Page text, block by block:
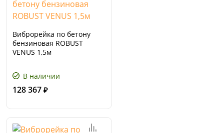
Виброрейка по бетону
бензиновая ROBUST
VENUS 1,5м
В наличии
128 367 ₽